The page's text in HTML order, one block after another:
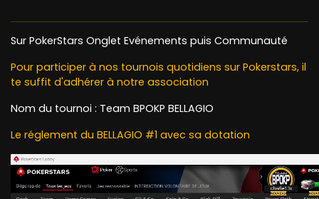
Sur PokerStars Onglet Evénements puis Communauté
Pour participer à nos tournois quotidiens sur Pokerstars, il
te suffit d'adhérer à notre association
Nom du tournoi : Team BPOKP BELLAGIO
Le réglement du BELLAGIO #1 avec sa dotation